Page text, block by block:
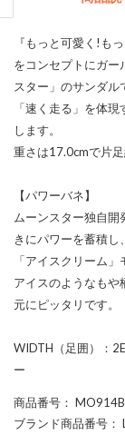
『もっと可愛く!も
をコンセプトにガー
スター」のサンダル
「速く走る」を体
します。
重さは17.0cmで片足
【パワーバネ】
ムーンスター独自開
きにパワーを蓄積し
「アイスクリーム
アイスのようなもや
元にピッタリです。
WIDTH（足囲）：
ー
商品番号 ：
ブランド商品番号